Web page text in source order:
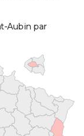
Aubin par